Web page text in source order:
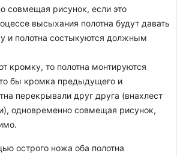
совмещая рисунок, если это
высыхания полотна будут давать
и полотна состыкуются должным
кромку, то полотна монтируются
бы кромка предыдущего и
перекрывали друг друга (внахлест
одновременно совмещая рисунок,
острого ножа оба полотна